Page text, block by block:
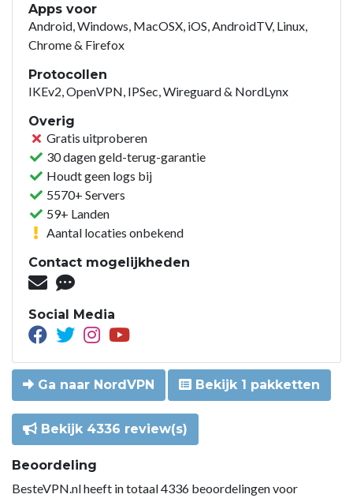
Apps voor
Android, Windows, MacOSX, iOS, AndroidTV, Linux,
Chrome & Firefox
Protocollen
IKEv2, OpenVPN, IPSec, Wireguard & NordLynx
Overig
Gratis uitproberen
30 dagen geld-terug-garantie
Houdt geen logs bij
5570+ Servers
59+ Landen
Aantal locaties onbekend
Contact mogelijkheden
Social Media
Ga naar NordVPN Bekijk 1 pakketten
Bekijk 4336 review(s)
Beoordeling
BesteVPN.nl heeft in totaal 4336 beoordelingen voor